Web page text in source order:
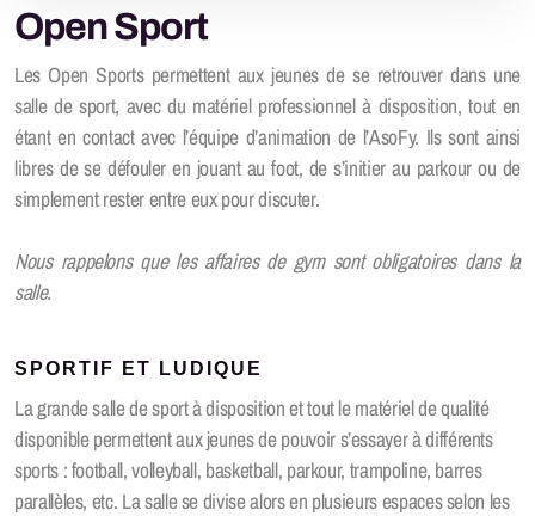
Open Sport
Les Open Sports permettent aux jeunes de se retrouver dans une
salle de sport, avec du matériel professionnel à disposition, tout en
étant en contact avec l’équipe d’animation de l’AsoFy. Ils sont ainsi
libres de se défouler en jouant au foot, de s’initier au parkour ou de
simplement rester entre eux pour discuter.
Nous rappelons que les affaires de gym sont obligatoires dans la
salle.
SPORTIF ET LUDIQUE
La grande salle de sport à disposition et tout le matériel de qualité
disponible permettent aux jeunes de pouvoir s’essayer à différents
sports : football, volleyball, basketball, parkour, trampoline, barres
parallèles, etc. La salle se divise alors en plusieurs espaces selon les
Rapports d'activité
Offre(s) d'emploi
Passeport-vacances
Le Triporteur
Open Sport
Espace Jeunesse